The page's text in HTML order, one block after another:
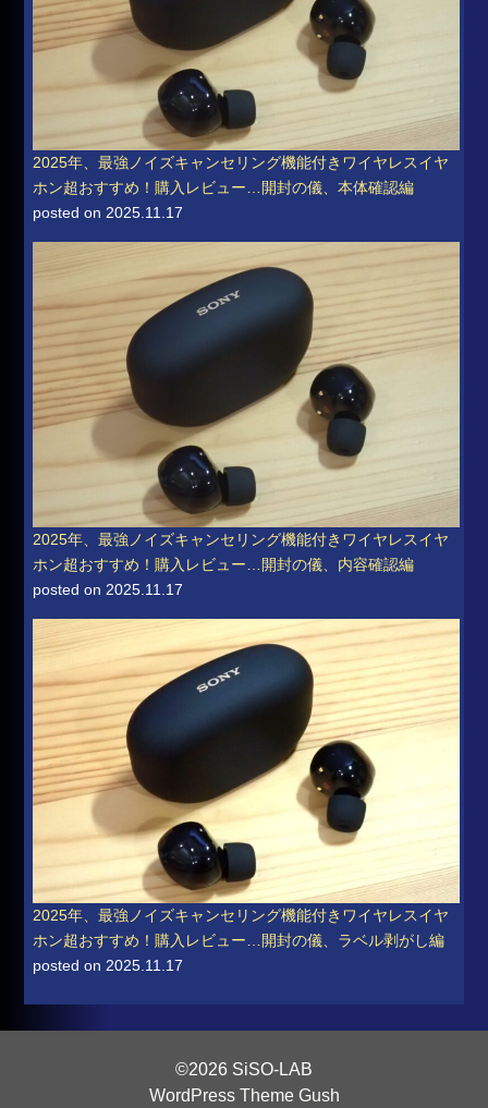
2025年、最強ノイズキャンセリング機能付きワイヤレスイヤ
ホン超おすすめ！購入レビュー…開封の儀、本体確認編
posted on 2025.11.17
2025年、最強ノイズキャンセリング機能付きワイヤレスイヤ
ホン超おすすめ！購入レビュー…開封の儀、内容確認編
posted on 2025.11.17
2025年、最強ノイズキャンセリング機能付きワイヤレスイヤ
ホン超おすすめ！購入レビュー…開封の儀、ラベル剥がし編
posted on 2025.11.17
©2026 SiSO-LAB
WordPress Theme Gush